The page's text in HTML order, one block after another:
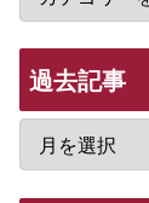
過去記事